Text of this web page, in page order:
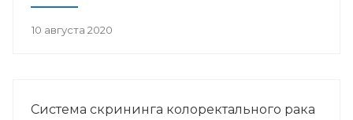
10 августа 2020
Система скрининга колоректального рака